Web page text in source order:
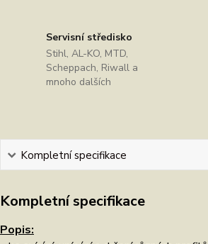
Servisní středisko
Stihl, AL-KO, MTD,
Scheppach, Riwall a
mnoho dalších
Kompletní specifikace
Kompletní specifikace
Popis: